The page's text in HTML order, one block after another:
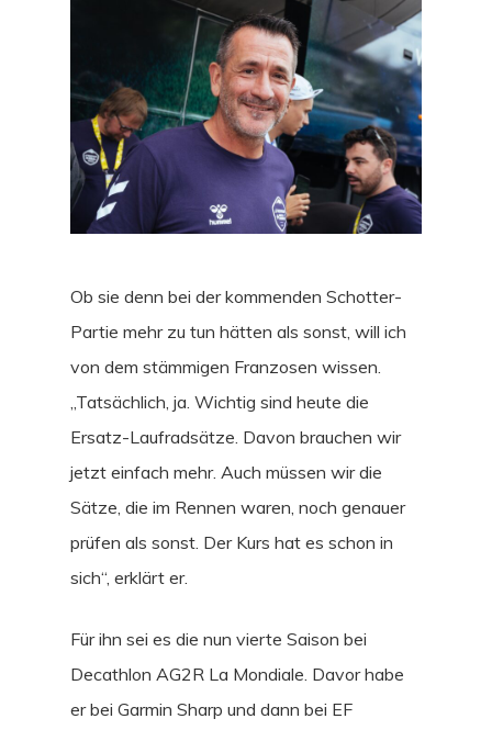
Ob sie denn bei der kommenden Schotter-
Partie mehr zu tun hätten als sonst, will ich
von dem stämmigen Franzosen wissen.
„Tatsächlich, ja. Wichtig sind heute die
Ersatz-Laufradsätze. Davon brauchen wir
jetzt einfach mehr. Auch müssen wir die
Sätze, die im Rennen waren, noch genauer
prüfen als sonst. Der Kurs hat es schon in
sich“, erklärt er.
Für ihn sei es die nun vierte Saison bei
Decathlon AG2R La Mondiale. Davor habe
er bei Garmin Sharp und dann bei EF